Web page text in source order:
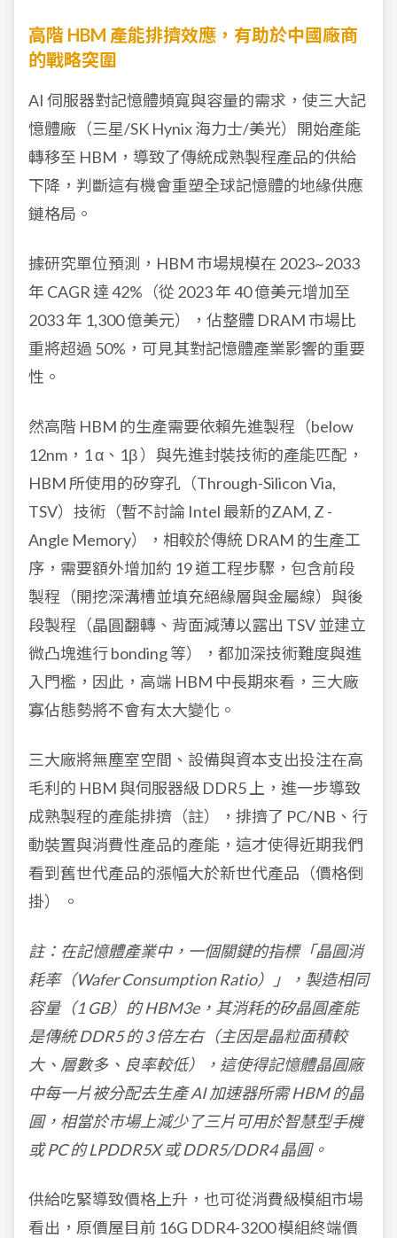
高階 HBM 產能排擠效應，有助於中國廠商
的戰略突圍
AI 伺服器對記憶體頻寬與容量的需求，使三大記
憶體廠（三星/SK Hynix 海力士/美光）開始產能
轉移至 HBM，導致了傳統成熟製程產品的供給
下降，判斷這有機會重塑全球記憶體的地緣供應
鏈格局。
據研究單位預測，HBM 市場規模在 2023~2033
年 CAGR 達 42%（從 2023 年 40 億美元增加至
2033 年 1,300 億美元），佔整體 DRAM 市場比
重將超過 50%，可見其對記憶體產業影響的重要
性。
然高階 HBM 的生產需要依賴先進製程（below
12nm，1 α、1β ）與先進封裝技術的產能匹配，
HBM 所使用的矽穿孔（Through-Silicon Via,
TSV）技術（暫不討論 Intel 最新的ZAM, Z -
Angle Memory），相較於傳統 DRAM 的生產工
序，需要額外增加約 19 道工程步驟，包含前段
製程（開挖深溝槽並填充絕緣層與金屬線）與後
段製程（晶圓翻轉、背面減薄以露出 TSV 並建立
微凸塊進行 bonding 等），都加深技術難度與進
入門檻，因此，高端 HBM 中長期來看，三大廠
寡佔態勢將不會有太大變化。
三大廠將無塵室空間、設備與資本支出投注在高
毛利的 HBM 與伺服器級 DDR5 上，進一步導致
成熟製程的產能排擠（註），排擠了 PC/NB、行
動裝置與消費性產品的產能，這才使得近期我們
看到舊世代產品的漲幅大於新世代產品（價格倒
掛） 。
註：在記憶體產業中，一個關鍵的指標「晶圓消
耗率（Wafer Consumption Ratio）」，製造相同
容量（1 GB）的 HBM3e，其消耗的矽晶圓產能
是傳統 DDR5 的 3 倍左右（主因是晶粒面積較
大、層數多、良率較低），這使得記憶體晶圓廠
中每一片被分配去生產 AI 加速器所需 HBM 的晶
圓，相當於市場上減少了三片可用於智慧型手機
或 PC 的 LPDDR5X 或 DDR5/DDR4 晶圓。
供給吃緊導致價格上升，也可從消費級模組市場
看出，原價屋目前 16G DDR4-3200 模組終端價